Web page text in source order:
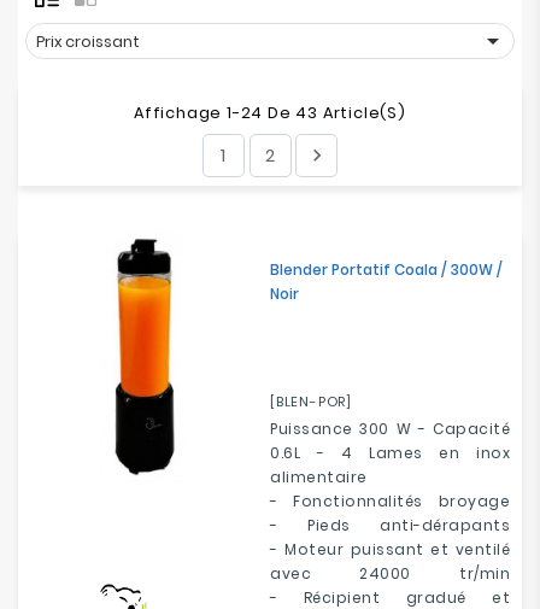
Impression
Electroménager
Bureautique
Mobilités
Prix croissant 
Affichage 1-24 De 43 Article(s)
1 2 
Blender Portatif Coala / 300W /
Noir
[BLEN-POR]
Puissance 300 W - Capacité
0.6L - 4 Lames en inox
alimentaire
- Fonctionnalités broyage
- Pieds anti-dérapants
- Moteur puissant et ventilé
avec 24000 tr/min
- Récipient gradué et